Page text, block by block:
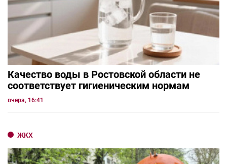
Качество воды в Ростовской области не
соответствует гигиеническим нормам
вчера, 16:41
ЖКХ